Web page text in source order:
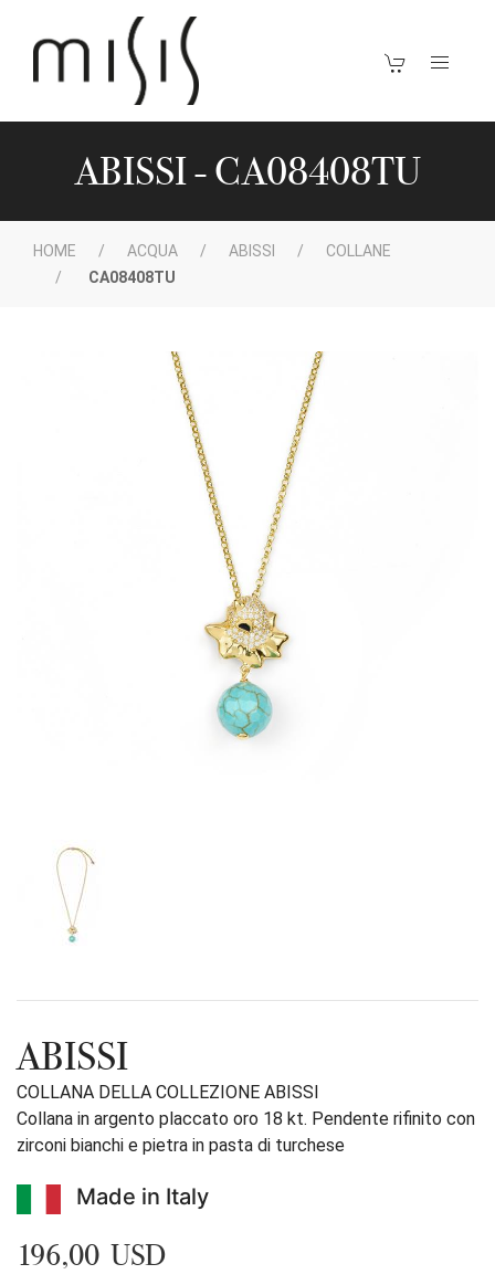
ABISSI - CA08408TU
HOME ACQUA ABISSI
COLLANE
CA08408TU
ABISSI
COLLANA DELLA COLLEZIONE ABISSI
Collana in argento placcato oro 18 kt. Pendente rifinito con
zirconi bianchi e pietra in pasta di turchese
Made in Italy
196,00 USD